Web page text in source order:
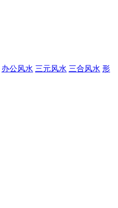
办公风水 三元风水 三合风水 形